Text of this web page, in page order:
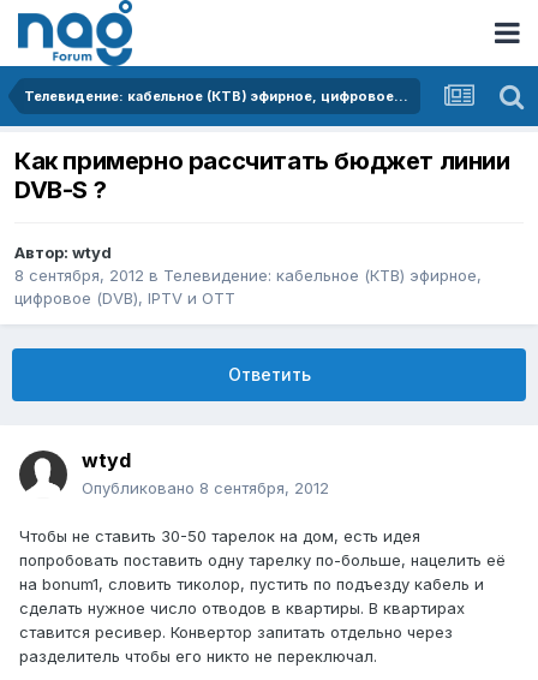
Телевидение: кабельное (КТВ) эфирное, цифровое (DVB), IPTV и OTT
Как примерно рассчитать бюджет линии
DVB-S ?
Автор: wtyd
8 сентября, 2012 в Телевидение: кабельное (КТВ) эфирное,
цифровое (DVB), IPTV и OTT
Ответить
wtyd
Опубликовано 8 сентября, 2012
Чтобы не ставить 30-50 тарелок на дом, есть идея
попробовать поставить одну тарелку по-больше, нацелить её
на bonum1, словить тиколор, пустить по подъезду кабель и
сделать нужное число отводов в квартиры. В квартирах
ставится ресивер. Конвертор запитать отдельно через
разделитель чтобы его никто не переключал.